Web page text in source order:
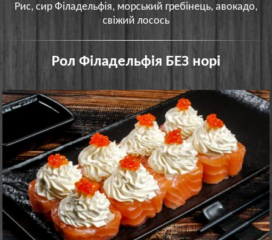
Рис, сир Філадельфія, морський гребінець, авокадо,
свіжий лосось
Рол Філадельфія БЕЗ норі